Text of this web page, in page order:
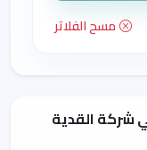
مسح الفلاتر
شركة القدية